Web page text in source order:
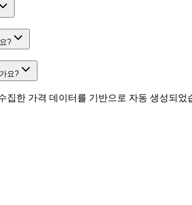
?
요?
집한 가격 데이터를 기반으로 자동 생성되